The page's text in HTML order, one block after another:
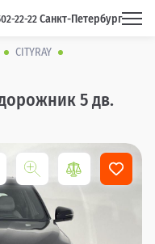
22-22 Санкт-Петербург
CITYRAY
5 дв.